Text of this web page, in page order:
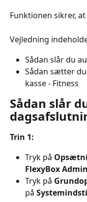
Funktionen sikrer,
Vejledning
Sådan slår du
Sådan sætter
kasse - Fitness
Sådan slår
Trin 1:
Tryk på
FlexyBox
Tryk på
på